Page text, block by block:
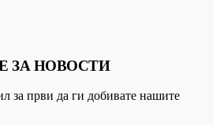
ЗА НОВОСТИ
за први да ги добивате нашите